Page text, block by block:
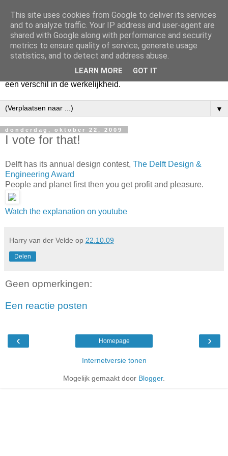
Harry
Hier vertel ik wat ik kwijt wil. Hier zeg ik wat ik gezegd wil
hebben. Voor mijzelf. Misschien voor jou. Zolang het mijn
hart lucht en mijn geest verheldert. En mogelijk maakt het
een verschil in de werkelijkheid.
▼
donderdag, oktober 22, 2009
I vote for that!
Delft has its annual design contest, The Delft Design &
Engineering Award
People and planet first then you get profit and pleasure.
Watch the explanation on youtube
Harry van der Velde op 22.10.09
Delen
Geen opmerkingen:
Een reactie posten
‹ ›
Homepage
Internetversie tonen
Mogelijk gemaakt door Blogger.
This site uses cookies from Google to deliver its services
and to analyze traffic. Your IP address and user-agent are
shared with Google along with performance and security
metrics to ensure quality of service, generate usage
statistics, and to detect and address abuse.
LEARN MORE GOT IT